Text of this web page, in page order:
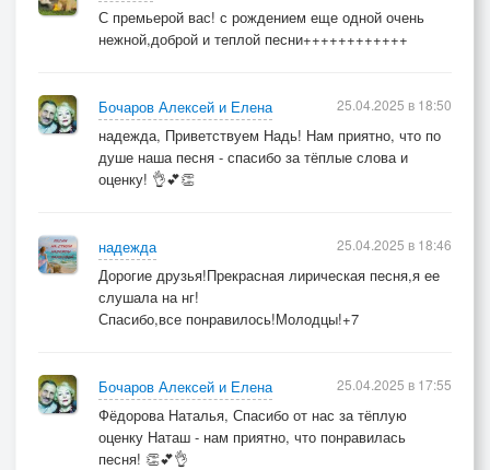
С премьерой вас! с рождением еще одной очень
нежной,доброй и теплой песни++++++++++++
Бочаров Алексей и Елена
надежда, Приветствуем Надь! Нам приятно, что по
душе наша песня - спасибо за тёплые слова и
оценку! 👌💕👏
25.04.2025 в 18:50
надежда
Дорогие друзья!Прекрасная лирическая песня,я ее
слушала на нг!
Спасибо,все понравилось!Молодцы!+7
25.04.2025 в 18:46
Бочаров Алексей и Елена
Фёдорова Наталья, Спасибо от нас за тёплую
оценку Наташ - нам приятно, что понравилась
песня! 👏💕👌
25.04.2025 в 17:55